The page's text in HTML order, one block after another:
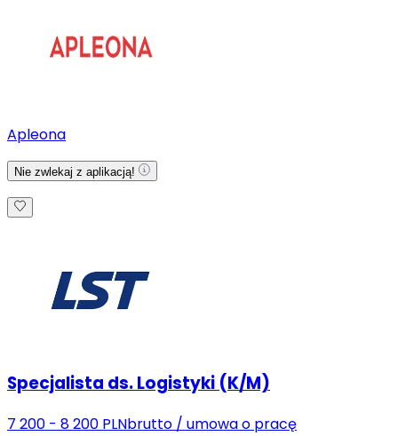
Apleona
Nie zwlekaj z aplikacją!
Specjalista ds. Logistyki (K/M)
7 200 - 8 200 PLNbrutto / umowa o pracę